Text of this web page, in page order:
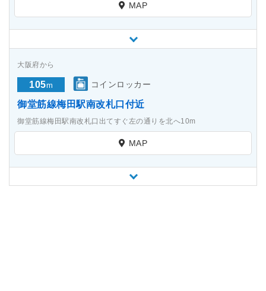
MAP
大阪府から
105m コインロッカー
御堂筋線梅田駅南改札口付近
御堂筋線梅田駅南改札口出てすぐ左の通りを北へ10m
MAP